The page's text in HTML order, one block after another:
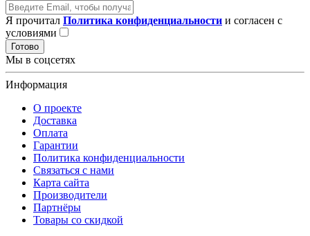
Я прочитал Политика конфиденциальности и согласен с
условиями
Готово
Мы в соцсетях
Информация
О проекте
Доставка
Оплата
Гарантии
Политика конфиденциальности
Связаться с нами
Карта сайта
Производители
Партнёры
Товары со скидкой